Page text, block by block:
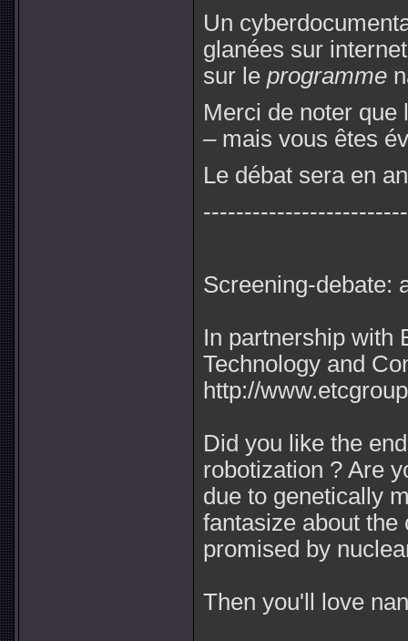
Un
glanées sur
sur le programme
Merci de noter que
– mais vous êtes
Le débat sera en
Screening-debate:
In partnership with
Technology and
http://
Did you like the
robotization ? Are
due to genetically
fantasize about the
promised by
Then you'll love